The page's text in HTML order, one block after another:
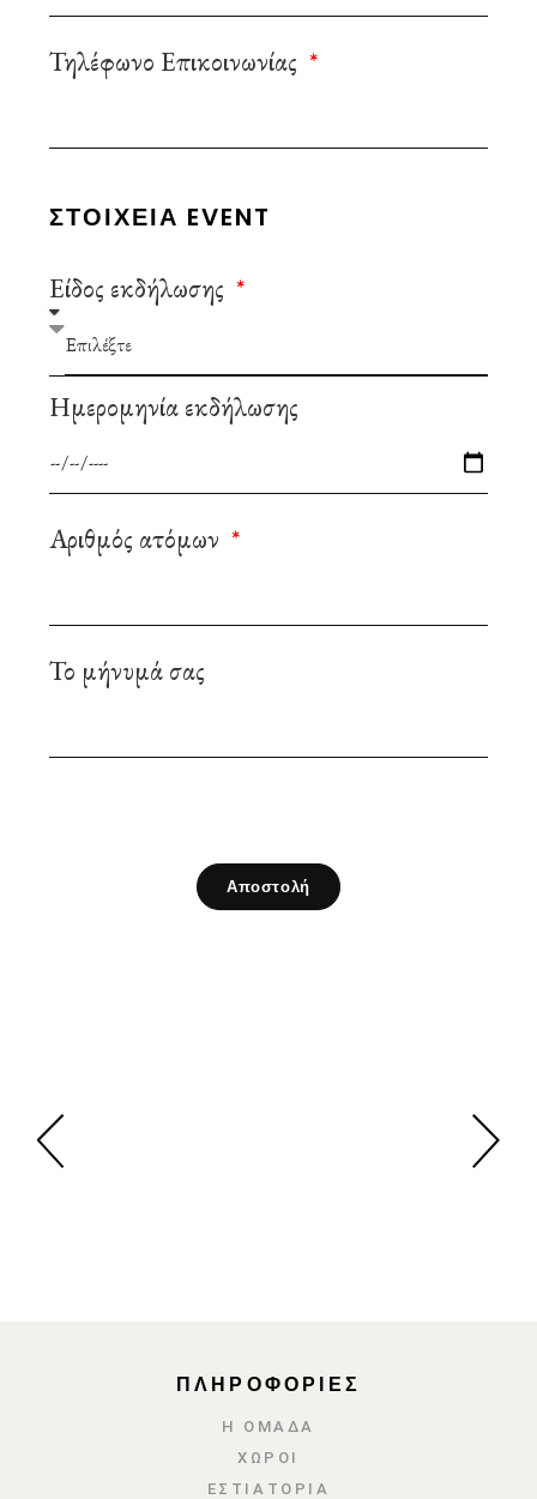
Τηλέφωνο Επικοινωνίας
ΣΤΟΙΧΕΙΑ EVENT
Είδος εκδήλωσης
Ημερομηνία εκδήλωσης
Αριθμός ατόμων
Το μήνυμά σας
Αποστολή
ΠΛΗΡΟΦΟΡΙΕΣ
Η ΟΜΑΔΑ
ΧΩΡΟΙ
ΕΣΤΙΑΤΌΡΙΑ